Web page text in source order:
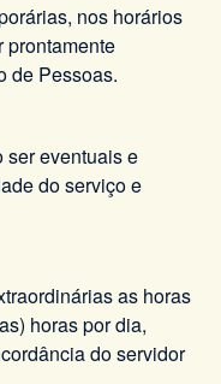
nos horários
prontamente
de Pessoas.
ser eventuais e
do serviço e
as horas
horas por dia,
do servidor